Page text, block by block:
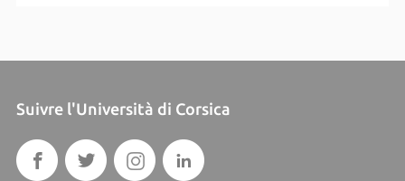
Suivre l'Università di Corsica